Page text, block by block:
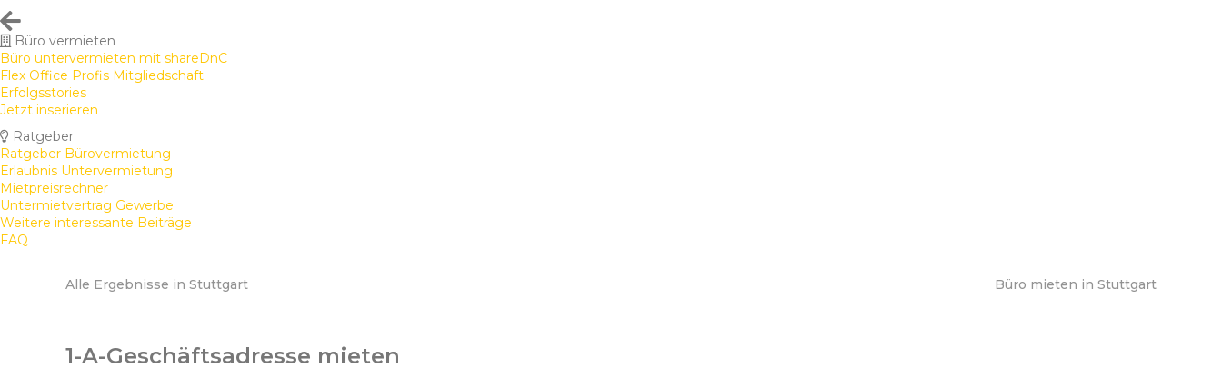
Büro vermieten
Büro untervermieten mit shareDnC
Flex Office Profis Mitgliedschaft
Erfolgsstories
Jetzt inserieren
Ratgeber
Ratgeber Bürovermietung
Erlaubnis Untervermietung
Mietpreisrechner
Untermietvertrag Gewerbe
Weitere interessante Beiträge
FAQ
Alle Ergebnisse in Stuttgart Büro mieten in Stuttgart
1-A-Geschäftsadresse mieten